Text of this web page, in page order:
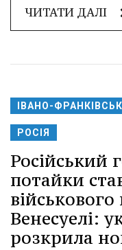
ЧИТАТИ ДАЛІ
ІВАНО-ФРАНКІВСЬК
РОСІЯ
Російський
потайки
Венесуелі:
розкрила